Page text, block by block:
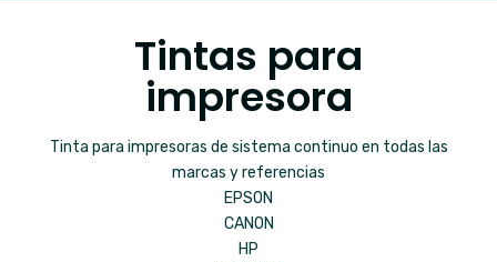
Tintas para
impresora
Tinta para impresoras de sistema continuo en todas las
marcas y referencias
EPSON
CANON
HP